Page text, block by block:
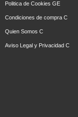
Politica de Cookies GE
Condiciones de compra C
Quien Somos C
Aviso Legal y Privacidad C